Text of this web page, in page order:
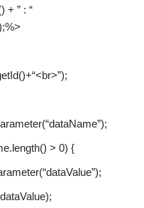
+ ” : “
“<br>”);
“dataName”);
> 0) {
“dataValue”);